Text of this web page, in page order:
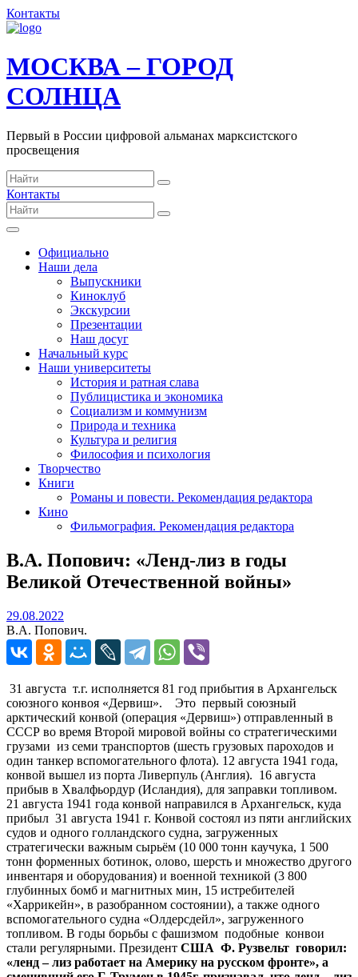
Контакты
МОСКВА – ГОРОД
СОЛНЦА
Первый в России цифровой альманах марксистского
просвещения
Контакты
Официально
Наши дела
Выпускники
Киноклуб
Экскурсии
Презентации
Наш досуг
Начальный курс
Наши университеты
История и ратная слава
Публицистика и экономика
Социализм и коммунизм
Природа и техника
Культура и религия
Философия и психология
Творчество
Книги
Романы и повести. Рекомендация редактора
Кино
Фильмография. Рекомендация редактора
В.А. Попович: «Ленд-лиз в годы
Великой Отечественной войны»
29.08.2022
В.А. Попович.
31 августа т.г. исполняется 81 год прибытия в Архангельск
союзного конвоя «Дервиш». Это первый союзный
арктический конвой (операция «Дервиш») отправленный в
СССР во время Второй мировой войны со стратегическими
грузами из семи транспортов (шесть грузовых пароходов и
один танкер вспомогательного флота). 12 августа 1941 года,
конвой вышел из порта Ливерпуль (Англия). 16 августа
прибыв в Хвалфьордур (Исландия), для заправки топливом.
21 августа 1941 года конвой направился в Архангельск, куда
прибыл 31 августа 1941 г. Конвой состоял из пяти английских
судов и одного голландского судна, загруженных
стратегически важным сырьём (10 000 тонн каучука, 1 500
тонн форменных ботинок, олово, шерсть и множество другого
инвентаря и оборудования) и военной техникой (3 800
глубинных бомб и магнитных мин, 15 истребителей
«Харрикейн», в разобранном состоянии), а также одного
вспомогательного судна «Олдерсдейл», загруженного
топливом. В годы борьбы с фашизмом подобные конвои
стали регулярными. Президент США Ф. Рузвельт говорил:
«ленд – лиз работает на Америку на русском фронте», а